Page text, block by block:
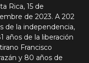
Rica, 15 de
de 2023. A 202
de la independencia,
años de la liberación
Francisco
y 80 años de